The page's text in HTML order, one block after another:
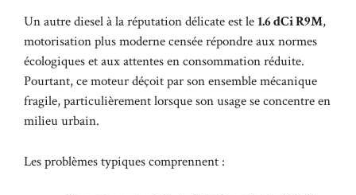
Un autre diesel à la réputation délicate est le1.6 dCi R9M,
motorisation plus moderne censée répondre aux normes
écologiques et aux attentes en consommation réduite.
Pourtant, ce moteur déçoit par son ensemble mécanique
fragile, particulièrement lorsque son usage se concentre en
milieu urbain.
Les problèmes typiques comprennent :